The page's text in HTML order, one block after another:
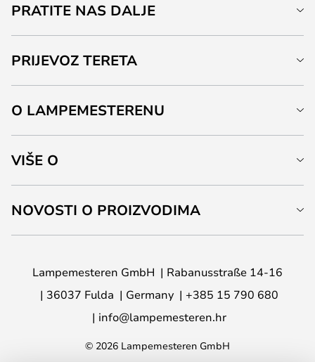
PRATITE NAS DALJE
PRIJEVOZ TERETA
O LAMPEMESTERENU
VIŠE O
NOVOSTI O PROIZVODIMA
Lampemesteren GmbH
Rabanusstraße 14-16
36037 Fulda
Germany
+385 15 790 680
info@lampemesteren.hr
© 2026 Lampemesteren GmbH